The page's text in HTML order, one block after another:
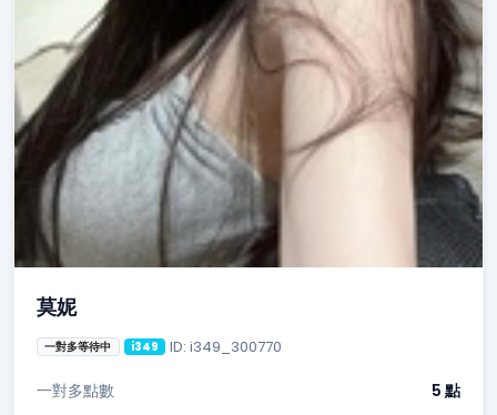
莫妮
一對多等待中 i349 ID: i349_300770
一對多點數
5 點